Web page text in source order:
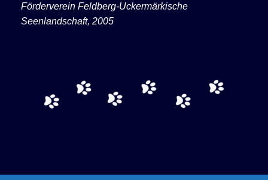
Förderverein Feldberg-Uckermärkische
Seenlandschaft, 2005